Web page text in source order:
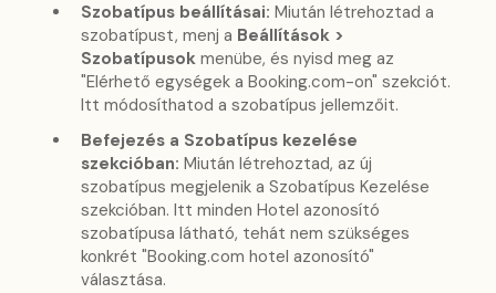
Szobatípus beállításai: Miután létrehoztad a
szobatípust, menj a Beállítások >
Szobatípusok menübe, és nyisd meg az
"Elérhető egységek a Booking.com-on" szekciót.
Itt módosíthatod a szobatípus jellemzőit.
Befejezés a Szobatípus kezelése
szekcióban: Miután létrehoztad, az új
szobatípus megjelenik a Szobatípus Kezelése
szekcióban. Itt minden Hotel azonosító
szobatípusa látható, tehát nem szükséges
konkrét "Booking.com hotel azonosító"
választása.